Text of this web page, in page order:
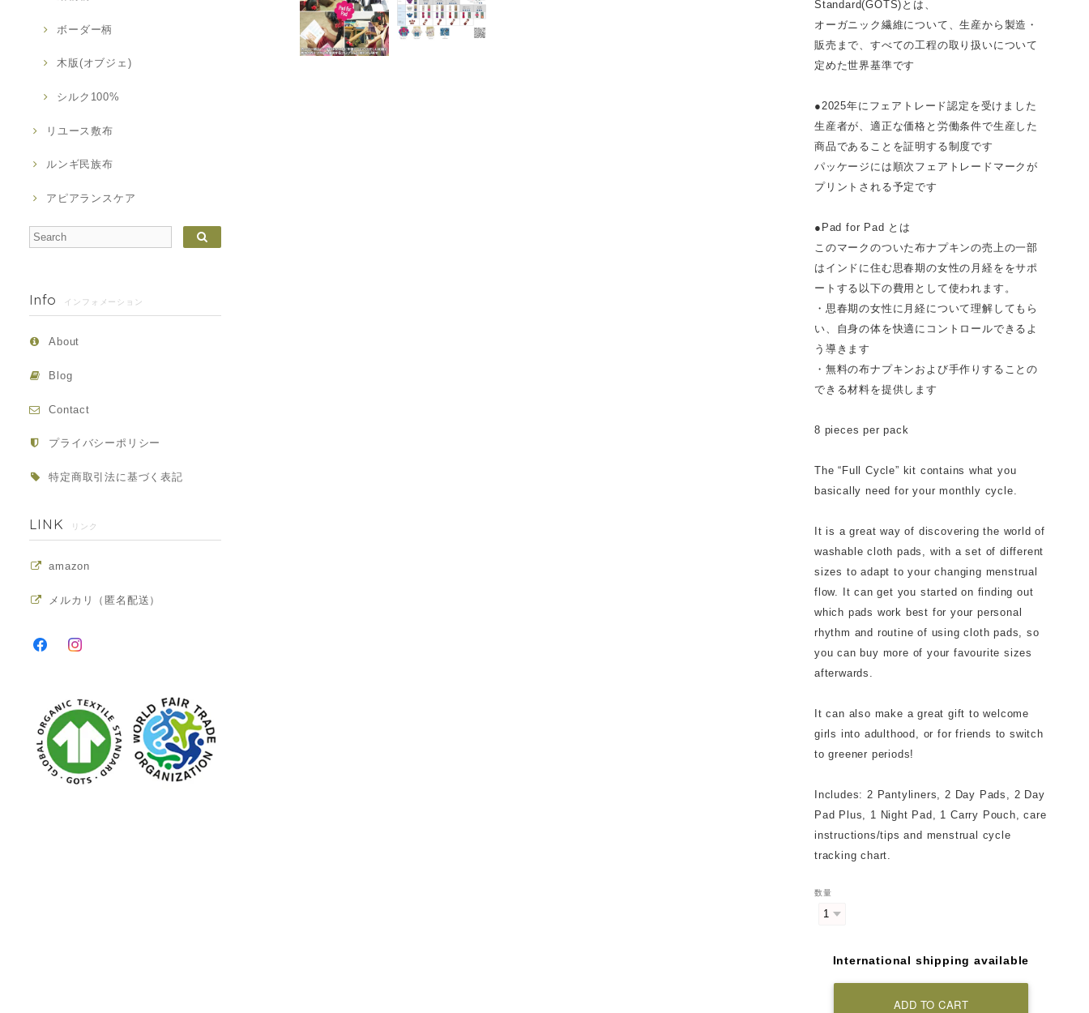
ボーダー柄
木版(オブジェ)
シルク100%
リユース敷布
ルンギ民族布
アピアランスケア
Info インフォメーション
About
Blog
Contact
プライバシーポリシー
特定商取引法に基づく表記
LINK リンク
amazon
メルカリ（匿名配送）
Standard(GOTS)とは、
オーガニック繊維について、生産から製造・
販売まで、すべての工程の取り扱いについて
定めた世界基準です
●2025年にフェアトレード認定を受けました
生産者が、適正な価格と労働条件で生産した
商品であることを証明する制度です
パッケージには順次フェアトレードマークが
プリントされる予定です
●Pad for Pad とは
このマークのついた布ナプキンの売上の一部
はインドに住む思春期の女性の月経ををサポ
ートする以下の費用として使われます。
・思春期の女性に月経について理解してもら
い、自身の体を快適にコントロールできるよ
う導きます
・無料の布ナプキンおよび手作りすることの
できる材料を提供します
8 pieces per pack
The “Full Cycle” kit contains what you
basically need for your monthly cycle.
It is a great way of discovering the world of
washable cloth pads, with a set of different
sizes to adapt to your changing menstrual
flow. It can get you started on finding out
which pads work best for your personal
rhythm and routine of using cloth pads, so
you can buy more of your favourite sizes
afterwards.
It can also make a great gift to welcome
girls into adulthood, or for friends to switch
to greener periods!
Includes: 2 Pantyliners, 2 Day Pads, 2 Day
Pad Plus, 1 Night Pad, 1 Carry Pouch, care
instructions/tips and menstrual cycle
tracking chart.
数量
International shipping available
ADD TO CART